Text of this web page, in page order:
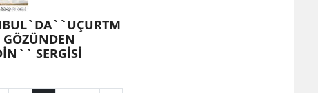
SERGİSİ